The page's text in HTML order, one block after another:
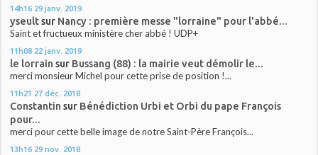
14h16 29 janv. 2019
yseultsur Nancy : première messe "lorraine" pour l'abbé...
Saint et fructueux ministère cher abbé ! UDP+
11h08 22 janv. 2019
le lorrain sur Bussang (88) : la mairie veut démolir le...
merci monsieur Michel pour cette prise de position !...
11h21 27 déc. 2018
Constantin sur Bénédiction Urbi et Orbi du pape François
pour...
merci pour cette belle image de notre Saint-Père François...
13h16 29 nov. 2018